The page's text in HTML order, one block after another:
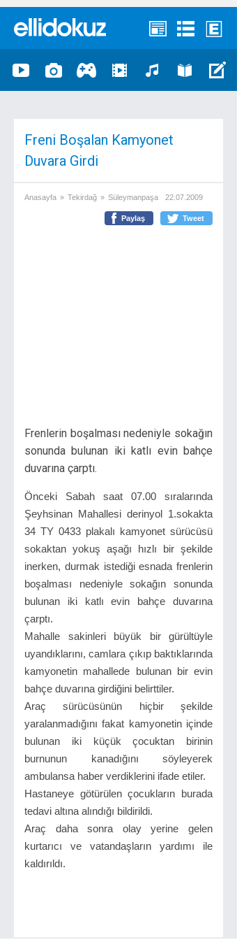
Freni Boşalan Kamyonet
Duvara Girdi
Anasayfa » Tekirdağ » Süleymanpaşa 22.07.2009
Paylaş Tweet
Frenlerin boşalması nedeniyle sokağın
sonunda bulunan iki katlı evin bahçe
duvarına çarptı.
Önceki Sabah saat 07.00 sıralarında
Şeyhsinan Mahallesi derinyol 1.sokakta
34 TY 0433 plakalı kamyonet sürücüsü
sokaktan yokuş aşağı hızlı bir şekilde
inerken, durmak istediği esnada frenlerin
boşalması nedeniyle sokağın sonunda
bulunan iki katlı evin bahçe duvarına
çarptı.
Mahalle sakinleri büyük bir gürültüyle
uyandıklarını, camlara çıkıp baktıklarında
kamyonetin mahallede bulunan bir evin
bahçe duvarına girdiğini belirttiler.
Araç sürücüsünün hiçbir şekilde
yaralanmadığını fakat kamyonetin içinde
bulunan iki küçük çocuktan birinin
burnunun kanadığını söyleyerek
ambulansa haber verdiklerini ifade etiler.
Hastaneye götürülen çocukların burada
tedavi altına alındığı bildirildi.
Araç daha sonra olay yerine gelen
kurtarıcı ve vatandaşların yardımı ile
kaldırıldı.